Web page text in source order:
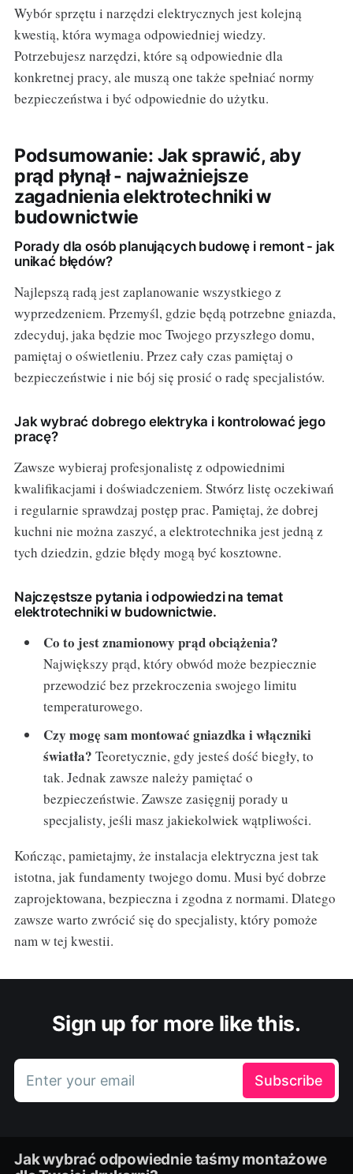
Wybór sprzętu i narzędzi elektrycznych jest kolejną
kwestią, która wymaga odpowiedniej wiedzy.
Potrzebujesz narzędzi, które są odpowiednie dla
konkretnej pracy, ale muszą one także spełniać normy
bezpieczeństwa i być odpowiednie do użytku.
Podsumowanie: Jak sprawić, aby
prąd płynął - najważniejsze
zagadnienia elektrotechniki w
budownictwie
Porady dla osób planujących budowę i remont - jak
unikać błędów?
Najlepszą radą jest zaplanowanie wszystkiego z
wyprzedzeniem. Przemyśl, gdzie będą potrzebne gniazda,
zdecyduj, jaka będzie moc Twojego przyszłego domu,
pamiętaj o oświetleniu. Przez cały czas pamiętaj o
bezpieczeństwie i nie bój się prosić o radę specjalistów.
Jak wybrać dobrego elektryka i kontrolować jego
pracę?
Zawsze wybieraj profesjonalistę z odpowiednimi
kwalifikacjami i doświadczeniem. Stwórz listę oczekiwań
i regularnie sprawdzaj postęp prac. Pamiętaj, że dobrej
kuchni nie można zaszyć, a elektrotechnika jest jedną z
tych dziedzin, gdzie błędy mogą być kosztowne.
Najczęstsze pytania i odpowiedzi na temat
elektrotechniki w budownictwie.
Co to jest znamionowy prąd obciążenia?
Największy prąd, który obwód może bezpiecznie
przewodzić bez przekroczenia swojego limitu
temperaturowego.
Czy mogę sam montować gniazdka i włączniki
światła? Teoretycznie, gdy jesteś dość biegły, to
tak. Jednak zawsze należy pamiętać o
bezpieczeństwie. Zawsze zasięgnij porady u
specjalisty, jeśli masz jakiekolwiek wątpliwości.
Kończąc, pamietajmy, że instalacja elektryczna jest tak
istotna, jak fundamenty twojego domu. Musi być dobrze
zaprojektowana, bezpieczna i zgodna z normami. Dlatego
zawsze warto zwrócić się do specjalisty, który pomoże
nam w tej kwestii.
Sign up for more like this.
Enter your email Subscribe
Jak wybrać odpowiednie taśmy montażowe